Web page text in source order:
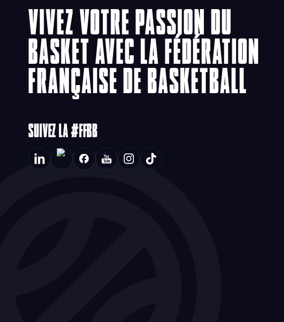
VIVEZ VOTRE PASSION DU
BASKET AVEC LA FÉDÉRATION
FRANÇAISE DE BASKETBALL
SUIVEZ LA #FFBB